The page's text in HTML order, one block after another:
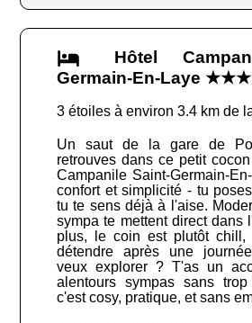
Hôtel
Germain-En-Laye ★★★
3 étoiles à environ 3.4 km de
Un saut de la gare de
retrouves dans ce petit
Campanile Saint-Germain-
confort et simplicité - tu
tu te sens déjà à l'aise.
sympa te mettent direct dans
plus, le coin est plutôt chill,
détendre après une
veux explorer ? T'as un
alentours sympas sans
c'est cosy, pratique, et sans